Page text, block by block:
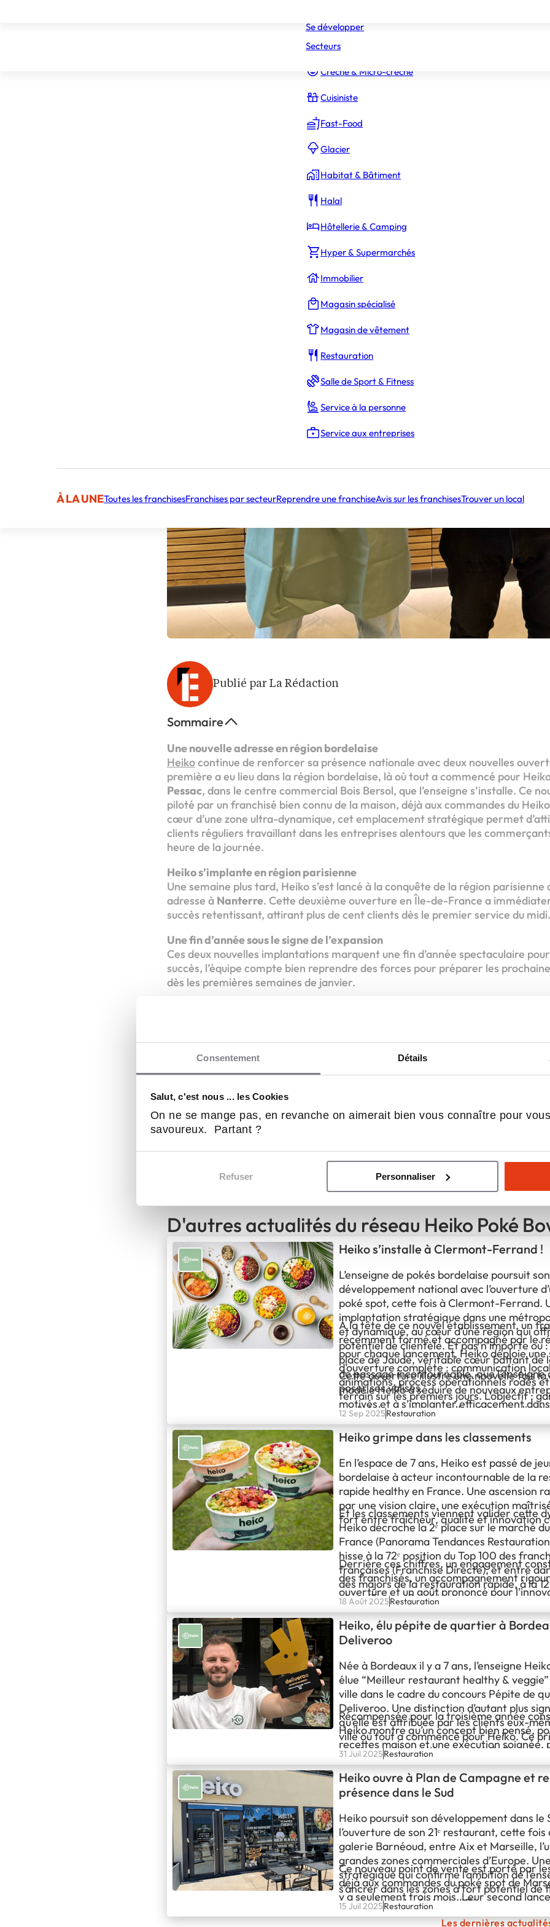
Consentement Détails
Salut, c'est nous ... les Cookies
On ne se mange pas, en revanche on aimerait bien vous connaître pour
savoureux. Partant ?
Refuser Personnaliser
Constructeur Piscines & Spas
Crèche & Micro-crèche
Cuisiniste
Fast-Food
Glacier
Habitat & Bâtiment
Halal
Hôtellerie & Camping
Hyper & Supermarchés
Immobilier
Magasin spécialisé
Magasin de vêtement
Restauration
Salle de Sport & Fitness
Service à la personne
Service aux entreprises
À LA UNEToutes les franchisesFranchises par secteurReprendre une franchiseAvis sur les franchisesTrouver un local
Se développer
Secteurs
Publié par La Rédaction
Sommaire
Une nouvelle adresse en région bordelaise
Heikocontinue de renforcer sa présence nationale avec deux nouvelles
première a eu lieu dans la région bordelaise, là où tout a commencé pour
Pessac, dans le centre commercial Bois Bersol, que l’enseigne s’installe. Ce
piloté par un franchisé bien connu de la maison, déjà aux commandes du
cœur d’une zone ultra-dynamique, cet emplacement stratégique permet
clients réguliers travaillant dans les entreprises alentours que les
heure de la journée.
Heiko s’implante en région parisienne
Une semaine plus tard, Heiko s’est lancé à la conquête de la région parisienne
adresse à Nanterre. Cette deuxième ouverture en Île-de-France a
succès retentissant, attirant plus de cent clients dès le premier service du midi.
Une fin d’année sous le signe de l’expansion
Ces deux nouvelles implantations marquent une fin d’année spectaculaire
succès, l’équipe compte bien reprendre des forces pour préparer les
dès les premières semaines de janvier.
Heiko Poké Bowl
Devenez le prochain
Apport personnel :70 000 €
Découvrir le réseau Demander une documentation
D'autres actualités du réseau Heiko Poké
Heiko s’installe à Clermont-Ferrand !
L’enseigne de pokés bordelaise poursuit son
développement national avec l’ouverture
poké spot, cette fois à Clermont-Ferrand.
implantation stratégique dans une
et dynamique, au cœur d’une région qui
potentiel de clientèle. Et pas n’importe où :
place de Jaude, véritable cœur battant de
de passage incontournable, que l’enseigne
poser ses valises.
À la tête de ce nouvel établissement, un
récemment formé et accompagné par le
pour chaque lancement, Heiko déploie
d’ouverture complète : communication
animations, process opérationnels rodés
terrain sur les premiers jours. L’objectif :
qualité, la constance et l’expérience client
succès de l’enseigne.
Cette ouverture illustre une nouvelle fois la
modèle Heiko à séduire de nouveaux
motivés et à s’implanter efficacement
fort potentiel.
12 Sep 2025Restauration
Heiko grimpe dans les classements
En l’espace de 7 ans, Heiko est passé de
bordelaise à acteur incontournable de la
rapide healthy en France. Une ascension
par une vision claire, une exécution
fort entre fraîcheur, qualité et innovation
Et les classements viennent valider cette
Heiko décroche la 2ᵉ place sur le marché
France (Panorama Tendances
hisse à la 72ᵉ position du Top 100 des
françaises (Franchise Directe), et entre
des majors de la restauration rapide, à la
place (France Snacking).
Derrière ces chiffres, un engagement
des franchisés, un accompagnement
ouverture et un goût prononcé pour
jamais perdre de vue l’opérationnel. Pour le
Ugo Truxler, l’objectif reste inchangé :
Heiko sans compromis sur ce qui fait sa
l’expérience client et le lien avec le réseau.
18 Août 2025Restauration
Heiko, élu pépite de quartier à
Deliveroo
Née à Bordeaux il y a 7 ans, l’enseigne
élue “Meilleur restaurant healthy &
ville dans le cadre du concours Pépite de
Deliveroo. Une distinction d’autant plus
qu’elle est attribuée par les clients eux-
ville où tout a commencé pour Heiko. Ce
pertinence du positionnement de l’enseigne
restauration rapide, fraîche, saine et
Récompensée pour la troisième année
Heiko montre qu’un concept bien pensé,
recettes maison et une exécution soignée,
s’imposer dans la durée. Un signal fort pour
franchisés : la fidélité des clients n’est pas
mais le fruit d’un modèle exigeant,
résolument tourné vers la qualité.
31 Juil 2025Restauration
Heiko ouvre à Plan de Campagne et
présence dans le Sud
Heiko poursuit son développement dans le
l’ouverture de son 21ᵉ restaurant, cette
galerie Barnéoud, entre Aix et Marseille,
grandes zones commerciales d’Europe.
stratégique qui confirme l’ambition de
s’ancrer dans les zones à fort potentiel de
concept rapide, frais et différenciant.
Ce nouveau point de vente est porté par
déjà aux commandes du poké spot de
y a seulement trois mois. Leur second
rapide témoigne de la solidité du modèle
15 Juil 2025Restauration
Les dernières